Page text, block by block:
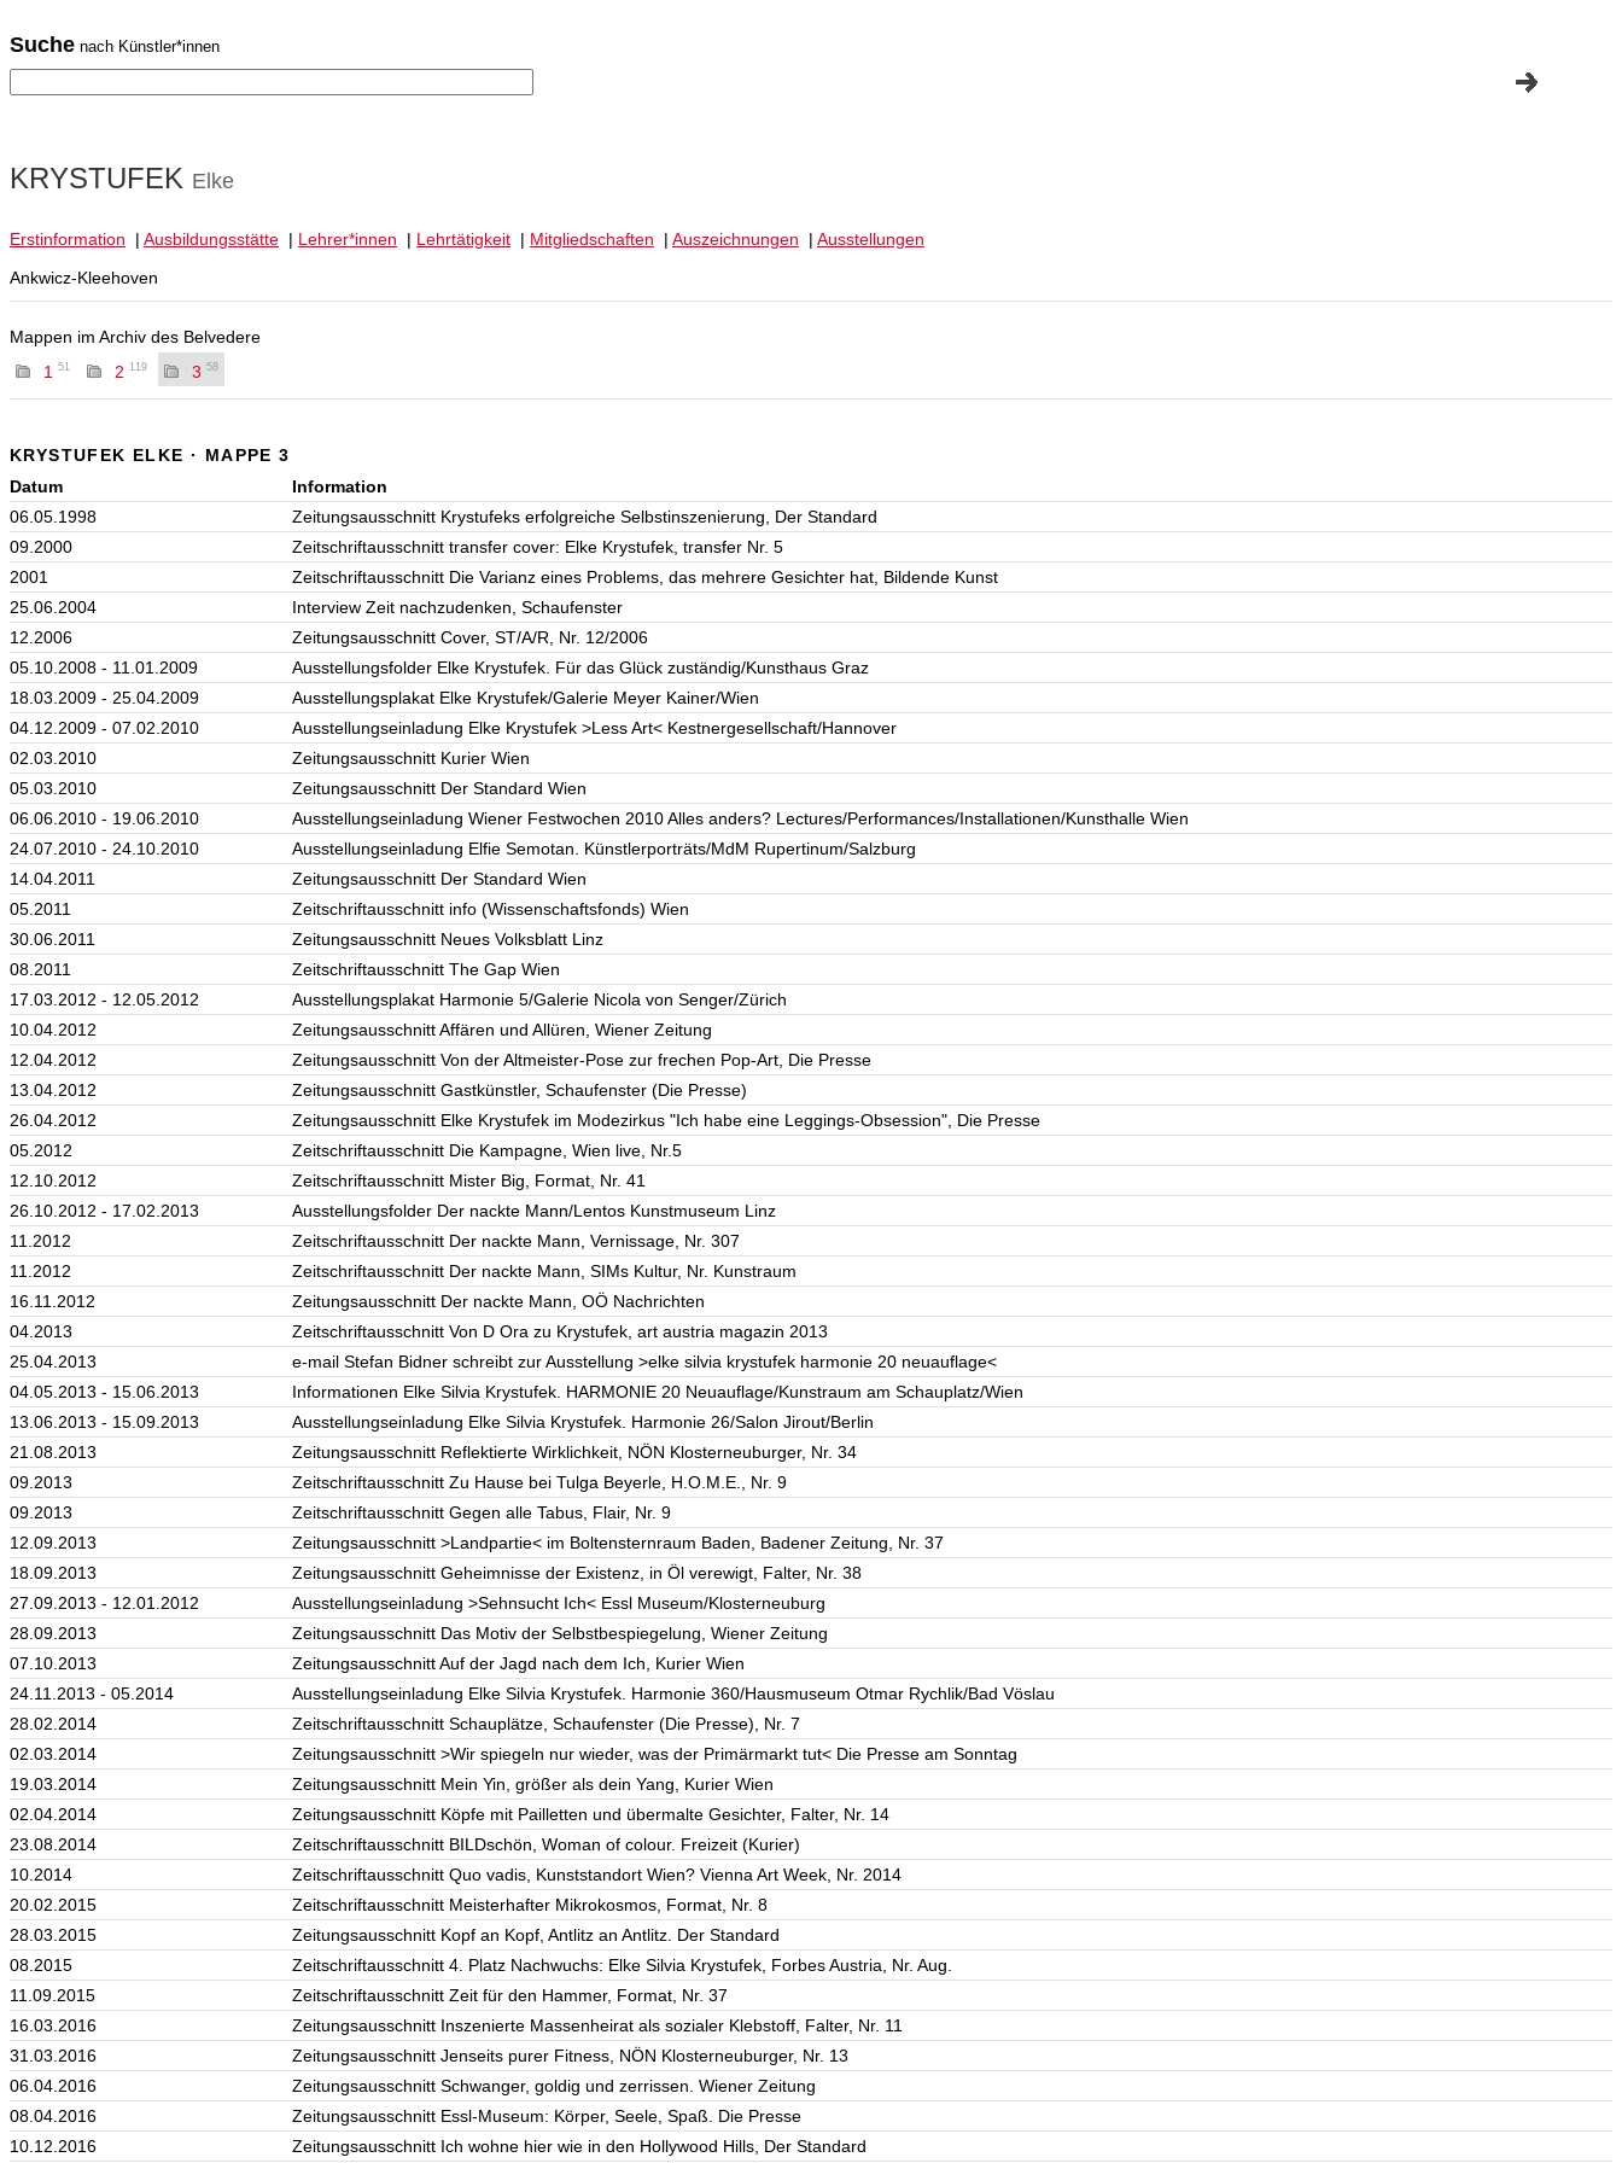
Suche nach Künstler*innen
KRYSTUFEK Elke
Erstinformation | Ausbildungsstätte | Lehrer*innen | Lehrtätigkeit | Mitgliedschaften | Auszeichnungen | Ausstellungen
Ankwicz-Kleehoven
Mappen im Archiv des Belvedere
1
51 2 119 3 58
KRYSTUFEK ELKE · MAPPE 3
Datum
Information
06.05.1998
Zeitungsausschnitt Krystufeks erfolgreiche Selbstinszenierung, Der Standard
09.2000
Zeitschriftausschnitt transfer cover: Elke Krystufek, transfer Nr. 5
2001
Zeitschriftausschnitt Die Varianz eines Problems, das mehrere Gesichter hat, Bildende Kunst
25.06.2004
Interview Zeit nachzudenken, Schaufenster
12.2006
Zeitungsausschnitt Cover, ST/A/R, Nr. 12/2006
05.10.2008 - 11.01.2009
Ausstellungsfolder Elke Krystufek. Für das Glück zuständig/Kunsthaus Graz
18.03.2009 - 25.04.2009
Ausstellungsplakat Elke Krystufek/Galerie Meyer Kainer/Wien
04.12.2009 - 07.02.2010
Ausstellungseinladung Elke Krystufek >Less Art< Kestnergesellschaft/Hannover
02.03.2010
Zeitungsausschnitt Kurier Wien
05.03.2010
Zeitungsausschnitt Der Standard Wien
06.06.2010 - 19.06.2010
Ausstellungseinladung Wiener Festwochen 2010 Alles anders? Lectures/Performances/Installationen/Kunsthalle Wien
24.07.2010 - 24.10.2010
Ausstellungseinladung Elfie Semotan. Künstlerporträts/MdM Rupertinum/Salzburg
14.04.2011
Zeitungsausschnitt Der Standard Wien
05.2011
Zeitschriftausschnitt info (Wissenschaftsfonds) Wien
30.06.2011
Zeitungsausschnitt Neues Volksblatt Linz
08.2011
Zeitschriftausschnitt The Gap Wien
17.03.2012 - 12.05.2012
Ausstellungsplakat Harmonie 5/Galerie Nicola von Senger/Zürich
10.04.2012
Zeitungsausschnitt Affären und Allüren, Wiener Zeitung
12.04.2012
Zeitungsausschnitt Von der Altmeister-Pose zur frechen Pop-Art, Die Presse
13.04.2012
Zeitungsausschnitt Gastkünstler, Schaufenster (Die Presse)
26.04.2012
Zeitungsausschnitt Elke Krystufek im Modezirkus "Ich habe eine Leggings-Obsession", Die Presse
05.2012
Zeitschriftausschnitt Die Kampagne, Wien live, Nr.5
12.10.2012
Zeitschriftausschnitt Mister Big, Format, Nr. 41
26.10.2012 - 17.02.2013
Ausstellungsfolder Der nackte Mann/Lentos Kunstmuseum Linz
11.2012
Zeitschriftausschnitt Der nackte Mann, Vernissage, Nr. 307
11.2012
Zeitschriftausschnitt Der nackte Mann, SIMs Kultur, Nr. Kunstraum
16.11.2012
Zeitungsausschnitt Der nackte Mann, OÖ Nachrichten
04.2013
Zeitschriftausschnitt Von D Ora zu Krystufek, art austria magazin 2013
25.04.2013
e-mail Stefan Bidner schreibt zur Ausstellung >elke silvia krystufek harmonie 20 neuauflage<
04.05.2013 - 15.06.2013
Informationen Elke Silvia Krystufek. HARMONIE 20 Neuauflage/Kunstraum am Schauplatz/Wien
13.06.2013 - 15.09.2013
Ausstellungseinladung Elke Silvia Krystufek. Harmonie 26/Salon Jirout/Berlin
21.08.2013
Zeitungsausschnitt Reflektierte Wirklichkeit, NÖN Klosterneuburger, Nr. 34
09.2013
Zeitschriftausschnitt Zu Hause bei Tulga Beyerle, H.O.M.E., Nr. 9
09.2013
Zeitschriftausschnitt Gegen alle Tabus, Flair, Nr. 9
12.09.2013
Zeitungsausschnitt >Landpartie< im Boltensternraum Baden, Badener Zeitung, Nr. 37
18.09.2013
Zeitungsausschnitt Geheimnisse der Existenz, in Öl verewigt, Falter, Nr. 38
27.09.2013 - 12.01.2012
Ausstellungseinladung >Sehnsucht Ich< Essl Museum/Klosterneuburg
28.09.2013
Zeitungsausschnitt Das Motiv der Selbstbespiegelung, Wiener Zeitung
07.10.2013
Zeitungsausschnitt Auf der Jagd nach dem Ich, Kurier Wien
24.11.2013 - 05.2014
Ausstellungseinladung Elke Silvia Krystufek. Harmonie 360/Hausmuseum Otmar Rychlik/Bad Vöslau
28.02.2014
Zeitschriftausschnitt Schauplätze, Schaufenster (Die Presse), Nr. 7
02.03.2014
Zeitungsausschnitt >Wir spiegeln nur wieder, was der Primärmarkt tut< Die Presse am Sonntag
19.03.2014
Zeitungsausschnitt Mein Yin, größer als dein Yang, Kurier Wien
02.04.2014
Zeitungsausschnitt Köpfe mit Pailletten und übermalte Gesichter, Falter, Nr. 14
23.08.2014
Zeitschriftausschnitt BILDschön, Woman of colour. Freizeit (Kurier)
10.2014
Zeitschriftausschnitt Quo vadis, Kunststandort Wien? Vienna Art Week, Nr. 2014
20.02.2015
Zeitschriftausschnitt Meisterhafter Mikrokosmos, Format, Nr. 8
28.03.2015
Zeitungsausschnitt Kopf an Kopf, Antlitz an Antlitz. Der Standard
08.2015
Zeitschriftausschnitt 4. Platz Nachwuchs: Elke Silvia Krystufek, Forbes Austria, Nr. Aug.
11.09.2015
Zeitschriftausschnitt Zeit für den Hammer, Format, Nr. 37
16.03.2016
Zeitungsausschnitt Inszenierte Massenheirat als sozialer Klebstoff, Falter, Nr. 11
31.03.2016
Zeitungsausschnitt Jenseits purer Fitness, NÖN Klosterneuburger, Nr. 13
06.04.2016
Zeitungsausschnitt Schwanger, goldig und zerrissen. Wiener Zeitung
08.04.2016
Zeitungsausschnitt Essl-Museum: Körper, Seele, Spaß. Die Presse
10.12.2016
Zeitungsausschnitt Ich wohne hier wie in den Hollywood Hills, Der Standard